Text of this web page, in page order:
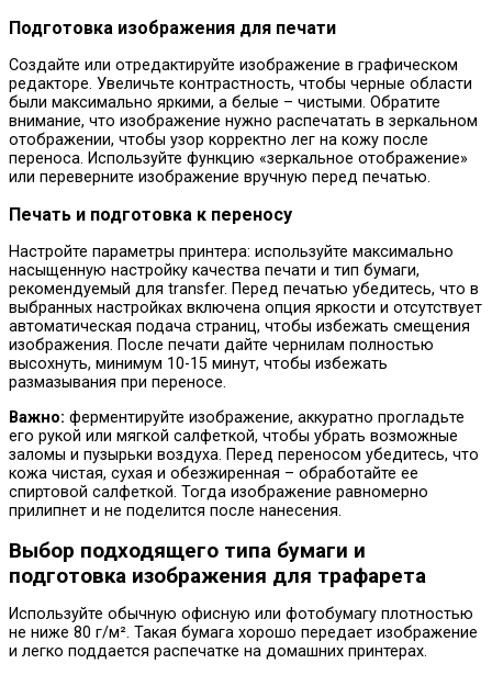
Подготовка изображения для печати
Создайте или отредактируйте изображение в графическом
редакторе. Увеличьте контрастность, чтобы черные области
были максимально яркими, а белые – чистыми. Обратите
внимание, что изображение нужно распечатать в зеркальном
отображении, чтобы узор корректно лег на кожу после
переноса. Используйте функцию «зеркальное отображение»
или переверните изображение вручную перед печатью.
Печать и подготовка к переносу
Настройте параметры принтера: используйте максимально
насыщенную настройку качества печати и тип бумаги,
рекомендуемый для transfer. Перед печатью убедитесь, что в
выбранных настройках включена опция яркости и отсутствует
автоматическая подача страниц, чтобы избежать смещения
изображения. После печати дайте чернилам полностью
высохнуть, минимум 10-15 минут, чтобы избежать
размазывания при переносе.
Важно: ферментируйте изображение, аккуратно прогладьте
его рукой или мягкой салфеткой, чтобы убрать возможные
заломы и пузырьки воздуха. Перед переносом убедитесь, что
кожа чистая, сухая и обезжиренная – обработайте ее
спиртовой салфеткой. Тогда изображение равномерно
прилипнет и не поделится после нанесения.
Выбор подходящего типа бумаги и
подготовка изображения для трафарета
Используйте обычную офисную или фотобумагу плотностью
не ниже 80 г/м². Такая бумага хорошо передает изображение
и легко поддается распечатке на домашних принтерах.